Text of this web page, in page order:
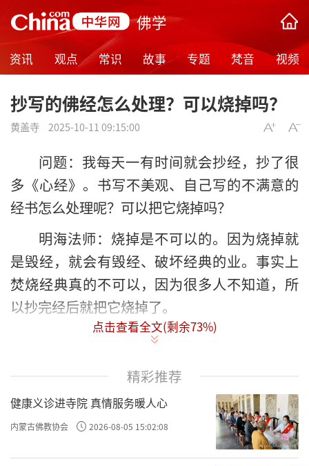
佛学
资讯 观点 常识 故事 专题 梵音 视频
抄写的佛经怎么处理？可以烧掉吗？
黄盖寺 2025-10-11 09:15:00
问题：我每天一有时间就会抄经，抄了很
多《心经》。书写不美观、自己写的不满意的
经书怎么处理呢？可以把它烧掉吗？
明海法师：烧掉是不可以的。因为烧掉就
是毁经，就会有毁经、破坏经典的业。事实上
焚烧经典真的不可以，因为很多人不知道，所
以抄完经后就把它烧掉了。
有一个最好的方法：你去打听哪个寺院正
为寺院是需要经典来装填佛像的，最好是手抄
的经书。佛像里面是空心的，可以放在佛像的
肚子里。或者是要建佛塔，佛塔里有地宫，地
宫也需要经书，所以以后不要烧经书。
点击查看全文(剩余73%)
精彩推荐
健康义诊进寺院 真情服务暖人心
内蒙古佛教协会 2026-08-05 15:02:08